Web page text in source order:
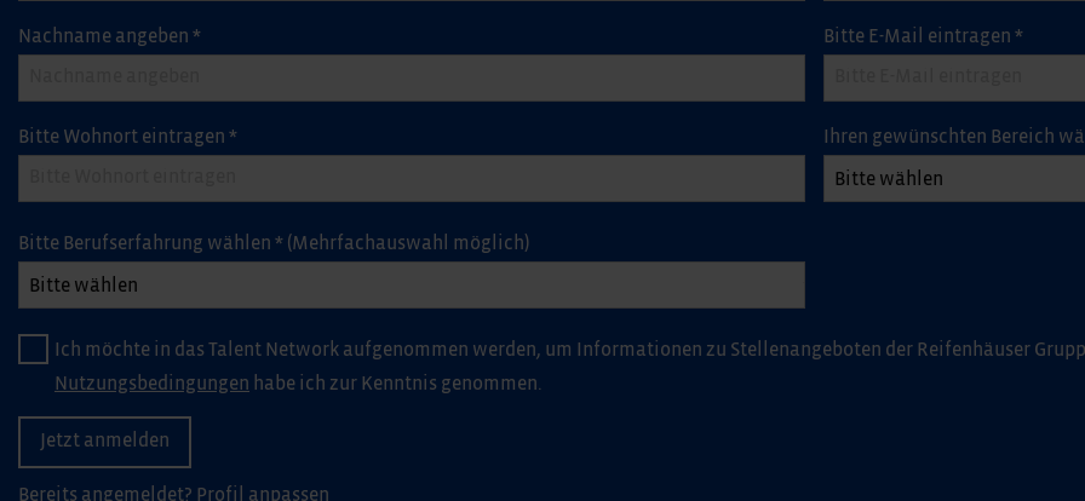
Nachname angeben * Bitte E-Mail eintragen *
Bitte Wohnort eintragen * Ihren gewünschten Bereich
Bitte Berufserfahrung wählen * (Mehrfachauswahl möglich)
Ich möchte in das Talent Network aufgenommen werden, um Informationen zu Stellenangeboten der Reifenhäuser
Nutzungsbedingungen habe ich zur Kenntnis genommen.
Bereits angemeldet? Profil anpassen